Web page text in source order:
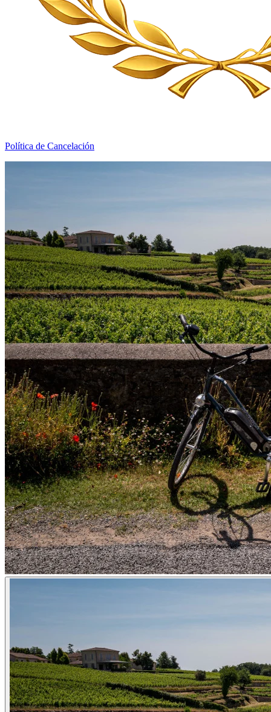
Política de Cancelación